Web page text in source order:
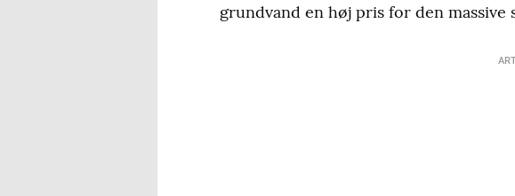
grundvand en høj pris for den massive